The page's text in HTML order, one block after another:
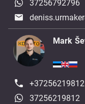
37256792796
Mark
+37256219812
37256219812